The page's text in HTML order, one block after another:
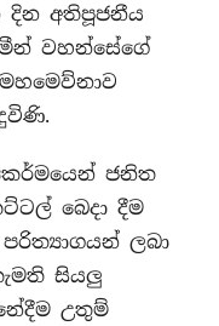
දින අතිපූජනීය
වහන්සේගේ
ජනිත
බෙදා දීම
ලබා
සියලු
උතුම්